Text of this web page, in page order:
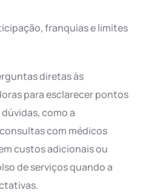
franquias e limites
diretas às
para esclarecer pontos
como a
com médicos
custos adicionais ou
de serviços quando a